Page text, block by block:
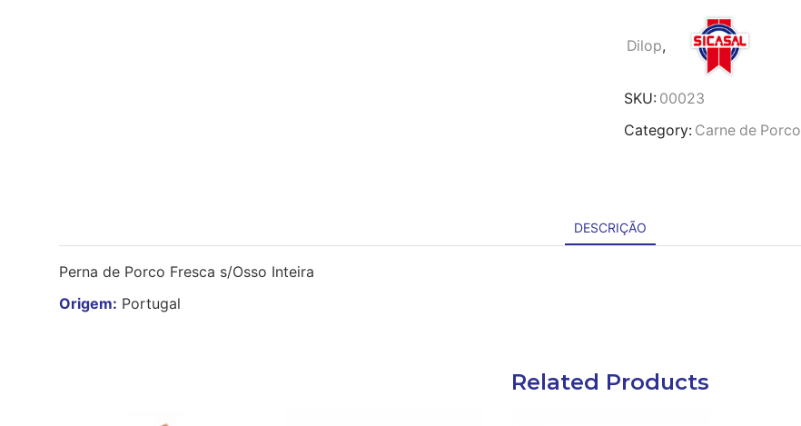
Dilop,
SKU: 00023
Category: Carne de Porco
DESCRIÇÃO
Perna de Porco Fresca s/Osso Inteira
Origem: Portugal
Related Products